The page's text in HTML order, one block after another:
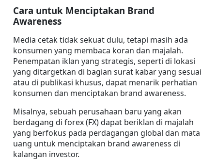
Cara untuk Menciptakan Brand
Awareness
Media cetak tidak sekuat dulu, tetapi masih ada
konsumen yang membaca koran dan majalah.
Penempatan iklan yang strategis, seperti di lokasi
yang ditargetkan di bagian surat kabar yang sesuai
atau di publikasi khusus, dapat menarik perhatian
konsumen dan menciptakan brand awareness.
Misalnya, sebuah perusahaan baru yang akan
berdagang di forex (FX) dapat beriklan di majalah
yang berfokus pada perdagangan global dan mata
uang untuk menciptakan brand awareness di
kalangan investor.